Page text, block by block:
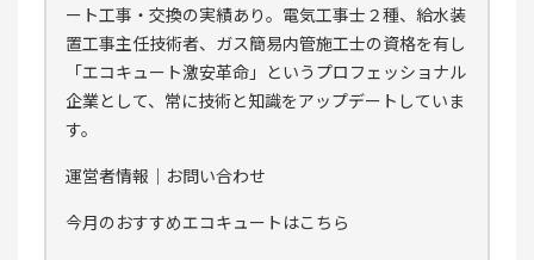
ート工事・交換の実績あり。電気工事士２種、給水装
置工事主任技術者、ガス簡易内管施工士の資格を有し
「エコキュート激安革命」というプロフェッショナル
企業として、常に技術と知識をアップデートしていま
す。
運営者情報 ｜ お問い合わせ
今月のおすすめエコキュートはこちら